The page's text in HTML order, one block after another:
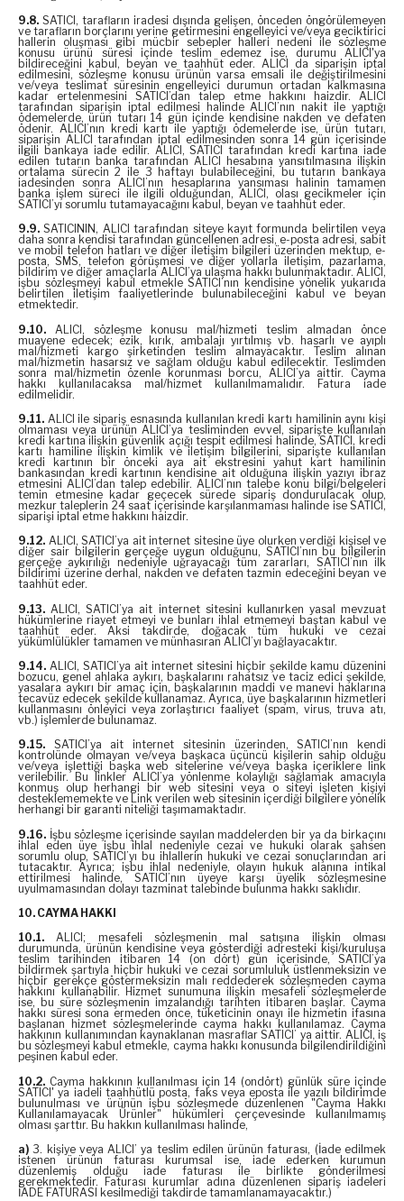
9.8. SATICI, tarafların iradesi dışında gelişen, önceden öngörülemeyen
ve tarafların borçlarını yerine getirmesini engelleyici ve/veya geciktirici
hallerin oluşması gibi mücbir sebepler halleri nedeni ile sözleşme
konusu ürünü süresi içinde teslim edemez ise, durumu ALICI'ya
bildireceğini kabul, beyan ve taahhüt eder. ALICI da siparişin iptal
edilmesini, sözleşme konusu ürünün varsa emsali ile değiştirilmesini
ve/veya teslimat süresinin engelleyici durumun ortadan kalkmasına
kadar ertelenmesini SATICI’dan talep etme hakkını haizdir. ALICI
tarafından siparişin iptal edilmesi halinde ALICI’nın nakit ile yaptığı
ödemelerde, ürün tutarı 14 gün içinde kendisine nakden ve defaten
ödenir. ALICI’nın kredi kartı ile yaptığı ödemelerde ise, ürün tutarı,
siparişin ALICI tarafından iptal edilmesinden sonra 14 gün içerisinde
ilgili bankaya iade edilir. ALICI, SATICI tarafından kredi kartına iade
edilen tutarın banka tarafından ALICI hesabına yansıtılmasına ilişkin
ortalama sürecin 2 ile 3 haftayı bulabileceğini, bu tutarın bankaya
iadesinden sonra ALICI’nın hesaplarına yansıması halinin tamamen
banka işlem süreci ile ilgili olduğundan, ALICI, olası gecikmeler için
SATICI’yı sorumlu tutamayacağını kabul, beyan ve taahhüt eder.
9.9. SATICININ, ALICI tarafından siteye kayıt formunda belirtilen veya
daha sonra kendisi tarafından güncellenen adresi, e-posta adresi, sabit
ve mobil telefon hatları ve diğer iletişim bilgileri üzerinden mektup, e-
posta, SMS, telefon görüşmesi ve diğer yollarla iletişim, pazarlama,
bildirim ve diğer amaçlarla ALICI’ya ulaşma hakkı bulunmaktadır. ALICI,
işbu sözleşmeyi kabul etmekle SATICI’nın kendisine yönelik yukarıda
belirtilen iletişim faaliyetlerinde bulunabileceğini kabul ve beyan
etmektedir.
9.10. ALICI, sözleşme konusu mal/hizmeti teslim almadan önce
muayene edecek; ezik, kırık, ambalajı yırtılmış vb. hasarlı ve ayıplı
mal/hizmeti kargo şirketinden teslim almayacaktır. Teslim alınan
mal/hizmetin hasarsız ve sağlam olduğu kabul edilecektir. Teslimden
sonra mal/hizmetin özenle korunması borcu, ALICI’ya aittir. Cayma
hakkı kullanılacaksa mal/hizmet kullanılmamalıdır. Fatura iade
edilmelidir.
9.11. ALICI ile sipariş esnasında kullanılan kredi kartı hamilinin aynı kişi
olmaması veya ürünün ALICI’ya tesliminden evvel, siparişte kullanılan
kredi kartına ilişkin güvenlik açığı tespit edilmesi halinde, SATICI, kredi
kartı hamiline ilişkin kimlik ve iletişim bilgilerini, siparişte kullanılan
kredi kartının bir önceki aya ait ekstresini yahut kart hamilinin
bankasından kredi kartının kendisine ait olduğuna ilişkin yazıyı ibraz
etmesini ALICI’dan talep edebilir. ALICI’nın talebe konu bilgi/belgeleri
temin etmesine kadar geçecek sürede sipariş dondurulacak olup,
mezkur taleplerin 24 saat içerisinde karşılanmaması halinde ise SATICI,
siparişi iptal etme hakkını haizdir.
9.12. ALICI, SATICI’ya ait internet sitesine üye olurken verdiği kişisel ve
diğer sair bilgilerin gerçeğe uygun olduğunu, SATICI’nın bu bilgilerin
gerçeğe aykırılığı nedeniyle uğrayacağı tüm zararları, SATICI’nın ilk
bildirimi üzerine derhal, nakden ve defaten tazmin edeceğini beyan ve
taahhüt eder.
9.13. ALICI, SATICI’ya ait internet sitesini kullanırken yasal mevzuat
hükümlerine riayet etmeyi ve bunları ihlal etmemeyi baştan kabul ve
taahhüt eder. Aksi takdirde, doğacak tüm hukuki ve cezai
yükümlülükler tamamen ve münhasıran ALICI’yı bağlayacaktır.
9.14. ALICI, SATICI’ya ait internet sitesini hiçbir şekilde kamu düzenini
bozucu, genel ahlaka aykırı, başkalarını rahatsız ve taciz edici şekilde,
yasalara aykırı bir amaç için, başkalarının maddi ve manevi haklarına
tecavüz edecek şekilde kullanamaz. Ayrıca, üye başkalarının hizmetleri
kullanmasını önleyici veya zorlaştırıcı faaliyet (spam, virus, truva atı,
vb.) işlemlerde bulunamaz.
9.15. SATICI’ya ait internet sitesinin üzerinden, SATICI’nın kendi
kontrolünde olmayan ve/veya başkaca üçüncü kişilerin sahip olduğu
ve/veya işlettiği başka web sitelerine ve/veya başka içeriklere link
verilebilir. Bu linkler ALICI’ya yönlenme kolaylığı sağlamak amacıyla
konmuş olup herhangi bir web sitesini veya o siteyi işleten kişiyi
desteklememekte ve Link verilen web sitesinin içerdiği bilgilere yönelik
herhangi bir garanti niteliği taşımamaktadır.
9.16. İşbu sözleşme içerisinde sayılan maddelerden bir ya da birkaçını
ihlal eden üye işbu ihlal nedeniyle cezai ve hukuki olarak şahsen
sorumlu olup, SATICI’yı bu ihlallerin hukuki ve cezai sonuçlarından ari
tutacaktır. Ayrıca; işbu ihlal nedeniyle, olayın hukuk alanına intikal
ettirilmesi halinde, SATICI’nın üyeye karşı üyelik sözleşmesine
uyulmamasından dolayı tazminat talebinde bulunma hakkı saklıdır.
10. CAYMA HAKKI
10.1. ALICI; mesafeli sözleşmenin mal satışına ilişkin olması
durumunda, ürünün kendisine veya gösterdiği adresteki kişi/kuruluşa
teslim tarihinden itibaren 14 (on dört) gün içerisinde, SATICI’ya
bildirmek şartıyla hiçbir hukuki ve cezai sorumluluk üstlenmeksizin ve
hiçbir gerekçe göstermeksizin malı reddederek sözleşmeden cayma
hakkını kullanabilir. Hizmet sunumuna ilişkin mesafeli sözleşmelerde
ise, bu süre sözleşmenin imzalandığı tarihten itibaren başlar. Cayma
hakkı süresi sona ermeden önce, tüketicinin onayı ile hizmetin ifasına
başlanan hizmet sözleşmelerinde cayma hakkı kullanılamaz. Cayma
hakkının kullanımından kaynaklanan masraflar SATICI’ ya aittir. ALICI, iş
bu sözleşmeyi kabul etmekle, cayma hakkı konusunda bilgilendirildiğini
peşinen kabul eder.
10.2. Cayma hakkının kullanılması için 14 (ondört) günlük süre içinde
SATICI' ya iadeli taahhütlü posta, faks veya eposta ile yazılı bildirimde
bulunulması ve ürünün işbu sözleşmede düzenlenen "Cayma Hakkı
Kullanılamayacak Ürünler" hükümleri çerçevesinde kullanılmamış
olması şarttır. Bu hakkın kullanılması halinde,
a) 3. kişiye veya ALICI’ ya teslim edilen ürünün faturası, (İade edilmek
istenen ürünün faturası kurumsal ise, iade ederken kurumun
düzenlemiş olduğu iade faturası ile birlikte gönderilmesi
gerekmektedir. Faturası kurumlar adına düzenlenen sipariş iadeleri
İADE FATURASI kesilmediği takdirde tamamlanamayacaktır.)